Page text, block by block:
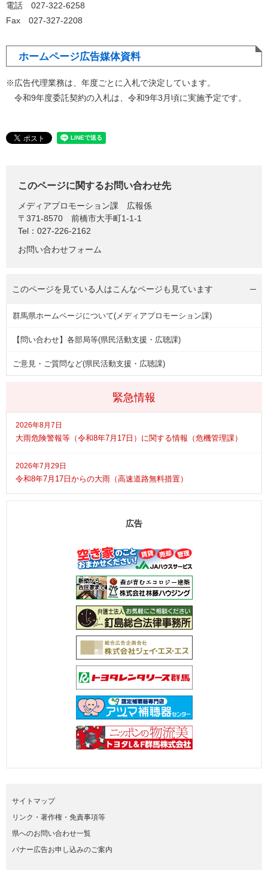
電話 027-322-6258
Fax 027-327-2208
ホームページ広告媒体資料
※広告代理業務は、年度ごとに入札で決定しています。
令和9年度委託契約の入札は、令和9年3月頃に実施予定です。
このページに関するお問い合わせ先
メディアプロモーション課
広報係
〒371-8570
前橋市大手町1-1-1
Tel：027-226-2162
お問い合わせフォーム
緊急情報
2026年8月7日
大雨危険警報等（令和8年7月17日）に関する情報（危機管理課）
2026年7月29日
令和8年7月17日からの大雨（高速道路無料措置）
このページを見ている人はこんなページも見ています
群馬県ホームページについて(メディアプロモーション課)
【問い合わせ】各部局等(県民活動支援・広聴課)
ご意見・ご質問など(県民活動支援・広聴課)
広告
サイトマップ
リンク・著作権・免責事項等
県へのお問い合わせ一覧
バナー広告お申し込みのご案内